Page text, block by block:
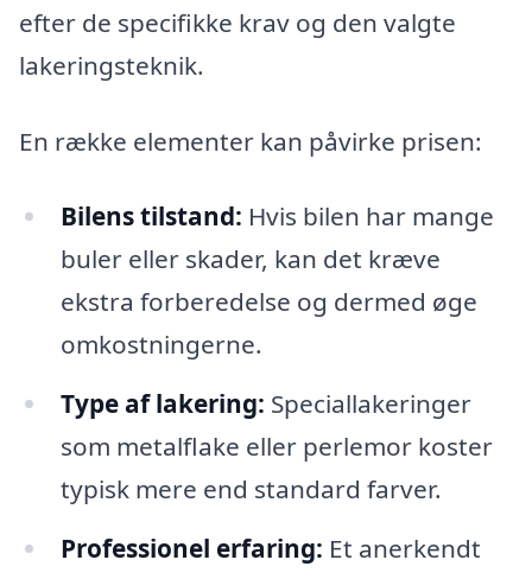
efter de specifikke krav og den valgte
lakeringsteknik.
En række elementer kan påvirke prisen:
Bilens tilstand: Hvis bilen har mange
buler eller skader, kan det kræve
ekstra forberedelse og dermed øge
omkostningerne.
Type af lakering: Speciallakeringer
som metalflake eller perlemor koster
typisk mere end standard farver.
Professionel erfaring: Et anerkendt